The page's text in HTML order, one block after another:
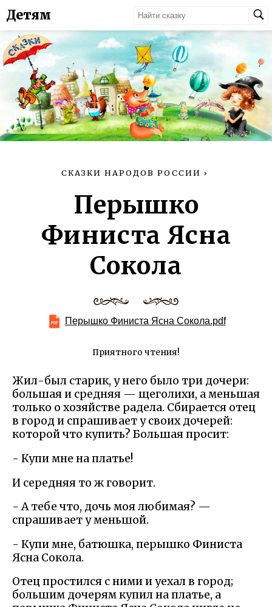
Детям
СКАЗКИ НАРОДОВ РОССИИ ›
Перышко
Финиста Ясна
Сокола
Перышко Финиста Ясна Сокола.pdf
Приятного чтения!
Жил-был старик, у него было три дочери:
большая и средняя — щеголихи, а меньшая
только о хозяйстве радела. Сбирается отец
в город и спрашивает у своих дочерей:
которой что купить? Большая просит:
- Купи мне на платье!
И середняя то ж говорит.
- А тебе что, дочь моя любимая? —
спрашивает у меньшой.
- Купи мне, батюшка, перышко Финиста
Ясна Сокола.
Отец простился с ними и уехал в город;
большим дочерям купил на платье, а